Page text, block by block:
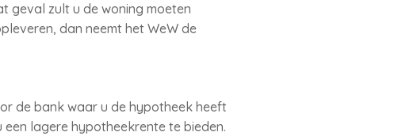
geval zult u de woning moeten
dan neemt het WeW de
de bank waar u de hypotheek heeft
lagere hypotheekrente te bieden.